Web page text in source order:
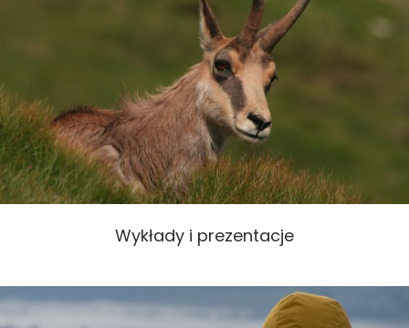
Wykłady i prezentacje